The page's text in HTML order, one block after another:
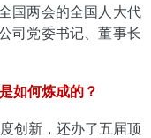
国两会的全国人大代
司党委书记、董事长
如何炼成的？
创新，还办了五届顶